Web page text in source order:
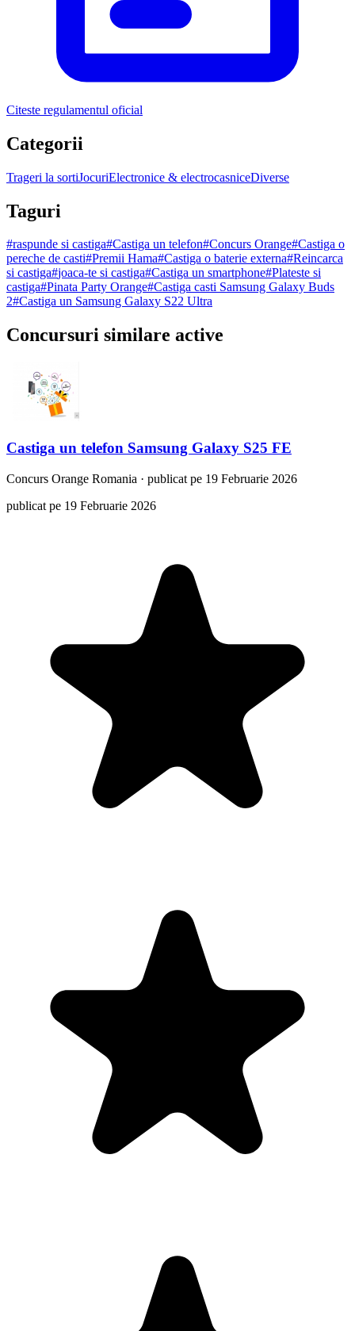
Citeste regulamentul oficial
Categorii
Trageri la sortiJocuriElectronice & electrocasniceDiverse
Taguri
#raspunde si castiga#Castiga un telefon#Concurs Orange#Castiga o
pereche de casti#Premii Hama#Castiga o baterie externa#Reincarca
si castiga#joaca-te si castiga#Castiga un smartphone#Plateste si
castiga#Pinata Party Orange#Castiga casti Samsung Galaxy Buds
2#Castiga un Samsung Galaxy S22 Ultra
Concursuri similare active
Castiga un telefon Samsung Galaxy S25 FE
Concurs Orange Romania · publicat pe 19 Februarie 2026
publicat pe 19 Februarie 2026